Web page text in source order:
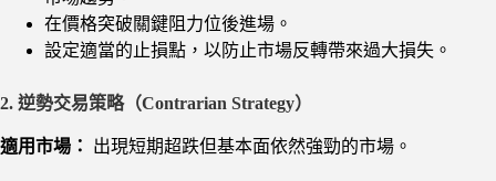
在價格突破關鍵阻力位後進場。
設定適當的止損點，以防止市場反轉帶來過大損失。
2. 逆勢交易策略（Contrarian Strategy）
適用市場： 出現短期超跌但基本面依然強勁的市場。